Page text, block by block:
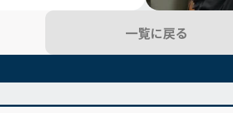
一覧に戻る